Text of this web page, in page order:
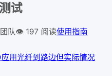
试
队👁 197 阅读使用指南
用光纤到路边但实际情况